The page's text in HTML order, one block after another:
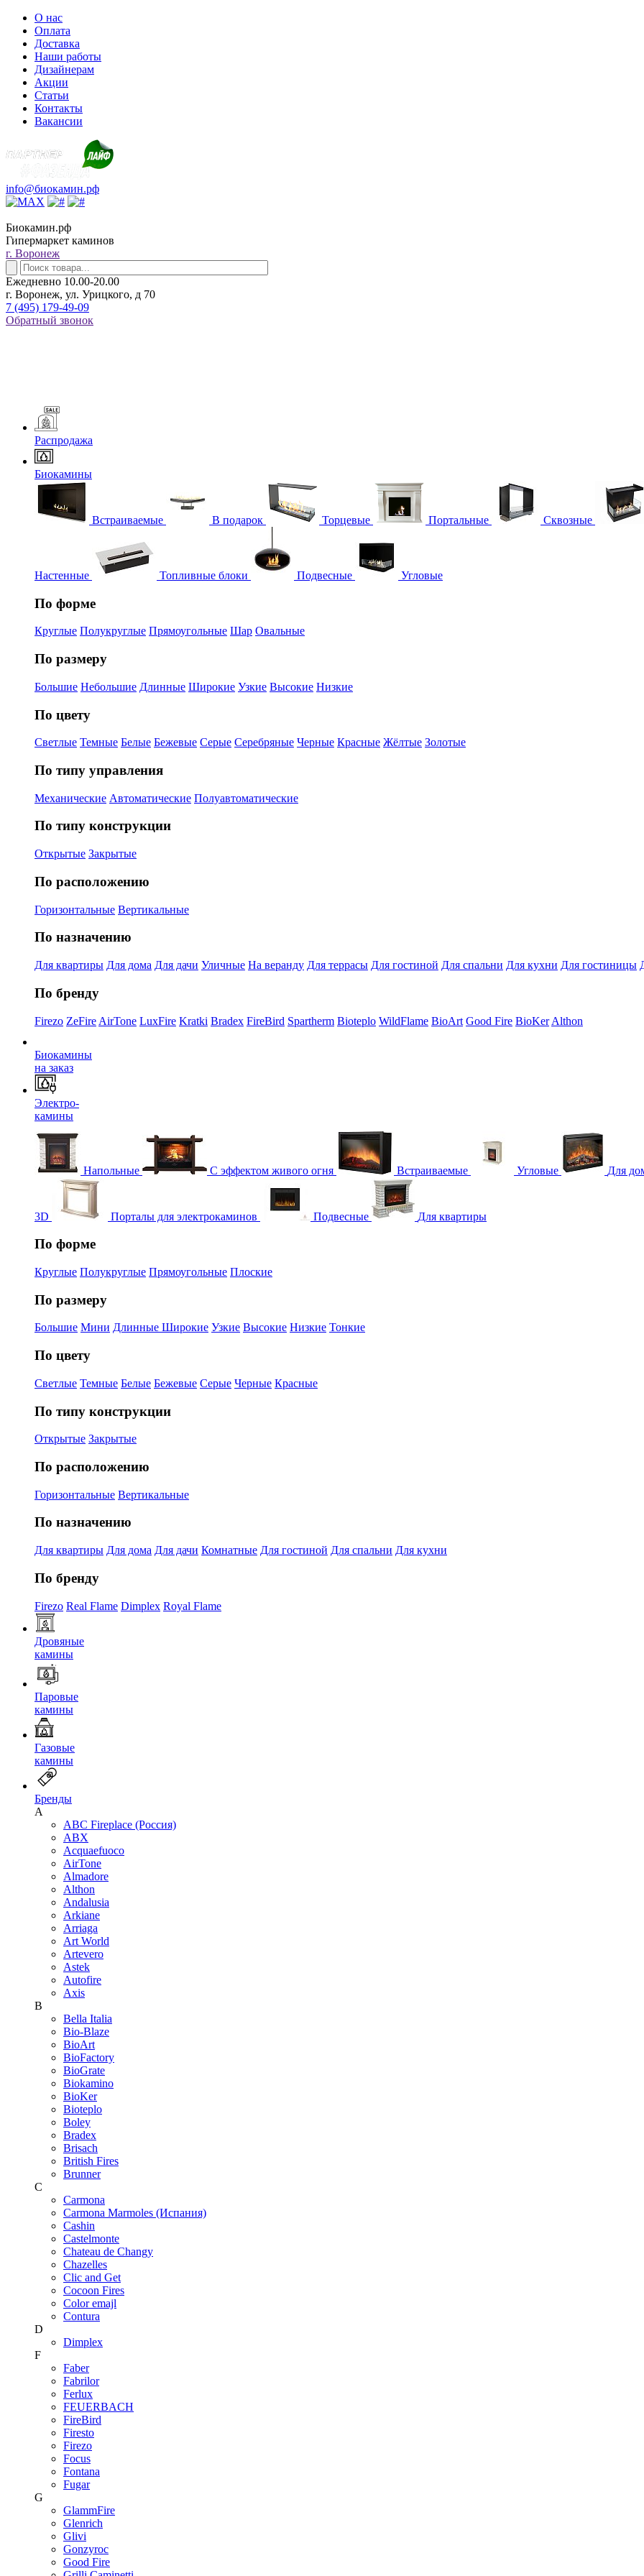
О нас
Оплата
Доставка
Наши работы
Дизайнерам
Акции
Статьи
Контакты
Вакансии
info@биокамин.рф
Биокамин.рф
Гипермаркет каминов
г. Воронеж
Ежедневно 10.00-20.00
г. Воронеж, ул. Урицкого, д 70
7 (495) 179-49-09
Обратный звонок
Распродажа
Биокамины
Встраиваемые В подарок Торцевые Портальные Сквозные
Настенные Топливные блоки Подвесные Угловые
По форме
Круглые Полукруглые Прямоугольные Шар Овальные
По размеру
Большие Небольшие Длинные Широкие Узкие Высокие Низкие
По цвету
Светлые Темные Белые Бежевые Серые Серебряные Черные Красные Жёлтые Золотые
По типу управления
Механические Автоматические Полуавтоматические
По типу конструкции
Открытые Закрытые
По расположению
Горизонтальные Вертикальные
По назначению
Для квартиры Для дома Для дачи Уличные На веранду Для террасы Для гостиной Для спальни Для кухни Для гостиницы
По бренду
Firezo ZeFire AirTone LuxFire Kratki Bradex FireBird Spartherm Bioteplo WildFlame BioArt Good Fire BioKer Althon
Биокамины
на заказ
Электро-
камины
Напольные С эффектом живого огня Встраиваемые Угловые Для
3D Порталы для электрокаминов Подвесные Для квартиры
По форме
Круглые Полукруглые Прямоугольные Плоские
По размеру
Большие Мини Длинные Широкие Узкие Высокие Низкие Тонкие
По цвету
Светлые Темные Белые Бежевые Серые Черные Красные
По типу конструкции
Открытые Закрытые
По расположению
Горизонтальные Вертикальные
По назначению
Для квартиры Для дома Для дачи Комнатные Для гостиной Для спальни Для кухни
По бренду
Firezo Real Flame Dimplex Royal Flame
Дровяные
камины
Паровые
камины
Газовые
камины
Бренды
A
ABC Fireplace (Россия)
ABX
Acquaefuoco
AirTone
Almadore
Althon
Andalusia
Arkiane
Arriaga
Art World
Artevero
Astek
Autofire
Axis
B
Bella Italia
Bio-Blaze
BioArt
BioFactory
BioGrate
Biokamino
BioKer
Bioteplo
Boley
Bradex
Brisach
British Fires
Brunner
C
Carmona
Carmona Marmoles (Испания)
Cashin
Castelmonte
Chateau de Changy
Chazelles
Clic and Get
Cocoon Fires
Color emajl
Contura
D
Dimplex
F
Faber
Fabrilor
Ferlux
FEUERBACH
FireBird
Firesto
Firezo
Focus
Fontana
Fugar
G
GlammFire
Glenrich
Glivi
Gonzyroc
Good Fire